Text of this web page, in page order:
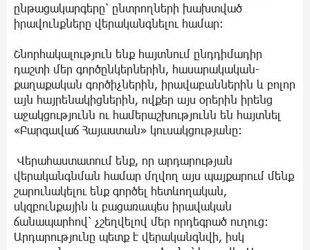
ընթացակարգերը՝ ընտրողների խախտված
իրավունքները վերականգնելու համար։
Շնորհակալություն ենք հայտնում ընդդիմադիր
դաշտի մեր գործընկերներին, հասարակական-
քաղաքական գործիչներին, իրավաբաններին և բոլոր
այն հայրենակիցներին, ովքեր այս օրերին իրենց
աջակցությունն ու համերաշխությունն են հայտնել
«Բարգավաճ Հայաստան» կուսակցությանը։
Վերահաստատում ենք, որ արդարության
վերականգնման համար մղվող այս պայքարում մենք
շարունակելու ենք գործել հետևողական,
սկզբունքային և բացառապես իրավական
ճանապարհով՝ չշեղվելով մեր որդեգրած ուղուց։
Արդարությունը պետք է վերականգնվի, իսկ